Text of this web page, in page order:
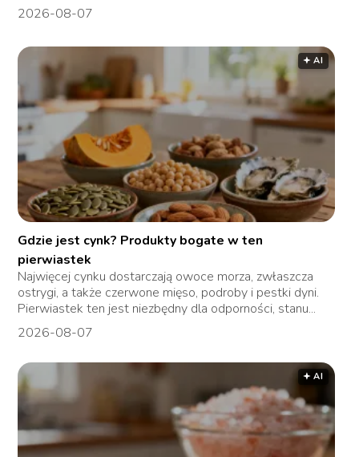
2026-08-07
🟅 AI
Gdzie jest cynk? Produkty bogate w ten
pierwiastek
Najwięcej cynku dostarczają owoce morza, zwłaszcza
ostrygi, a także czerwone mięso, podroby i pestki dyni.
Pierwiastek ten jest niezbędny dla odporności, stanu...
2026-08-07
🟅 AI